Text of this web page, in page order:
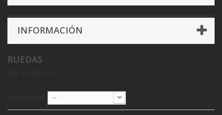
INFORMACIÓN
RUEDAS
--